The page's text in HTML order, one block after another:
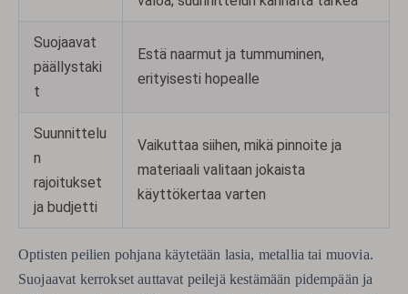
Suojaavat
päällystaki
t
Estä naarmut ja tummuminen,
erityisesti hopealle
Suunnittelu
n
rajoitukset
ja budjetti
Vaikuttaa siihen, mikä pinnoite ja
materiaali valitaan jokaista
käyttökertaa varten
Optisten peilien pohjana käytetään lasia, metallia tai muovia.
Suojaavat kerrokset auttavat peilejä kestämään pidempään ja